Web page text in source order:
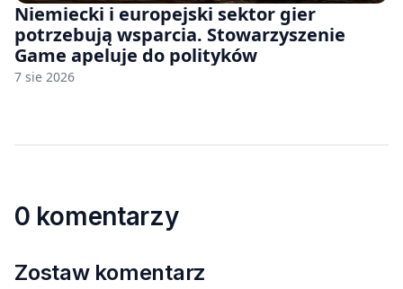
Niemiecki i europejski sektor gier
potrzebują wsparcia. Stowarzyszenie
Game apeluje do polityków
7 sie 2026
0 komentarzy
Zostaw komentarz